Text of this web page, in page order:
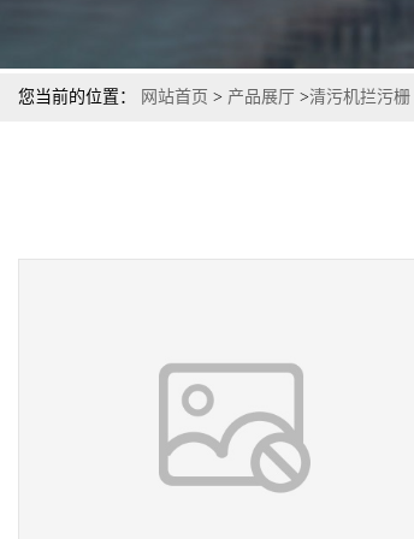
您当前的位置： 网站首页 > 产品展厅 >清污机拦污栅